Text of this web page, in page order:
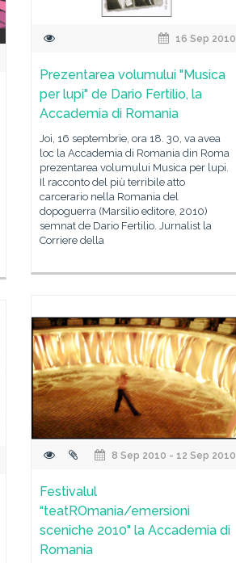
16 Sep 2010
Prezentarea volumului "Musica
per lupi" de Dario Fertilio, la
Accademia di Romania
Joi, 16 septembrie, ora 18. 30, va avea
loc la Accademia di Romania din Roma
prezentarea volumului Musica per lupi.
Il racconto del più terribile atto
carcerario nella Romania del
dopoguerra (Marsilio editore, 2010)
semnat de Dario Fertilio. Jurnalist la
Corriere della
8 Sep 2010 - 12 Sep 2010
Festivalul
“teatROmania/emersioni
sceniche 2010" la Accademia di
Romania